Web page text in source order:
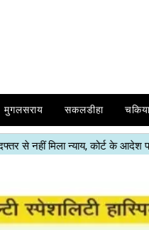
मुगलसराय सकलडीहा